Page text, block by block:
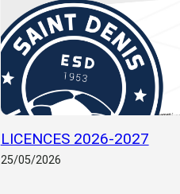
LICENCES 2026-2027
25/05/2026